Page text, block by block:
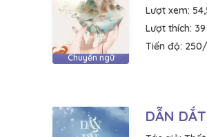
Chuyển ngữ
Lượt xem:
Lượt thích: 39
Tiến độ:
DẪN